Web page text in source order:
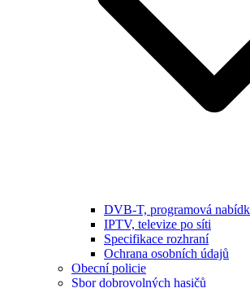
DVB-T, programová
IPTV, televize po síti
Specifikace rozhraní
Ochrana osobních údajů
Obecní policie
Sbor dobrovolných hasičů